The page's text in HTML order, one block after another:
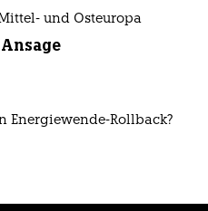
und Osteuropa
Energiewende-Rollback?